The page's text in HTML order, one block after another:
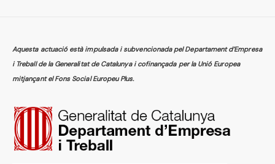
Aquesta actuació està impulsada i subvencionada pel Departament d’Empresa
i Treball de la Generalitat de Catalunya i cofinançada per la Unió Europea
mitjançant el Fons Social Europeu Plus.